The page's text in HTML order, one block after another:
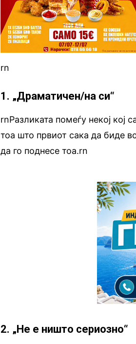
rn
1. „Драматичен/на си“
rnРазликата помеѓу некој кој
тоа што првиот сака да биде
да го поднесе тоа.rn
2. „Не е ништо сериозно“